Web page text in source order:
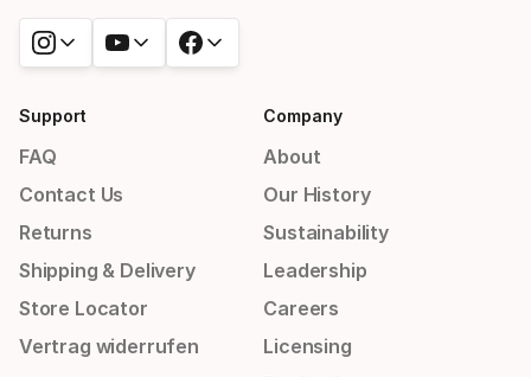
Support
FAQ
Contact Us
Returns
Shipping & Delivery
Store Locator
Vertrag widerrufen
Company
About
Our History
Sustainability
Leadership
Careers
Licensing